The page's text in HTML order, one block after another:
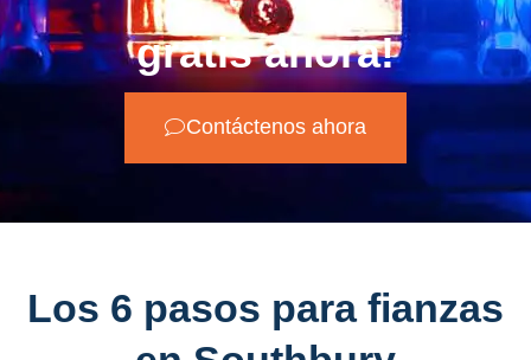
gratis ahora!
Contáctenos ahora
Los 6 pasos para fianzas